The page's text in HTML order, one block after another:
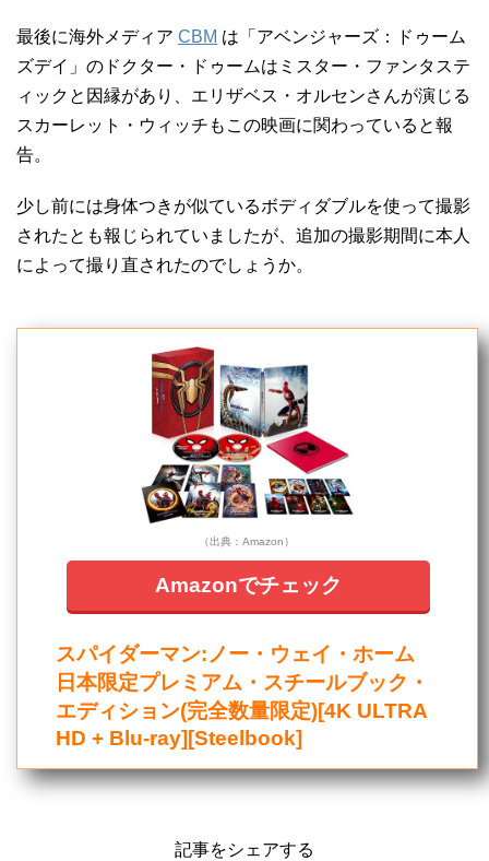
最後に海外メディア CBM は「アベンジャーズ：ドゥーム
ズデイ」のドクター・ドゥームはミスター・ファンタステ
ィックと因縁があり、エリザベス・オルセンさんが演じる
スカーレット・ウィッチもこの映画に関わっていると報
告。
少し前には身体つきが似ているボディダブルを使って撮影
されたとも報じられていましたが、追加の撮影期間に本人
によって撮り直されたのでしょうか。
（出典：Amazon）
Amazonでチェック
スパイダーマン:ノー・ウェイ・ホーム
日本限定プレミアム・スチールブック・
エディション(完全数量限定)[4K ULTRA
HD + Blu-ray][Steelbook]
記事をシェアする